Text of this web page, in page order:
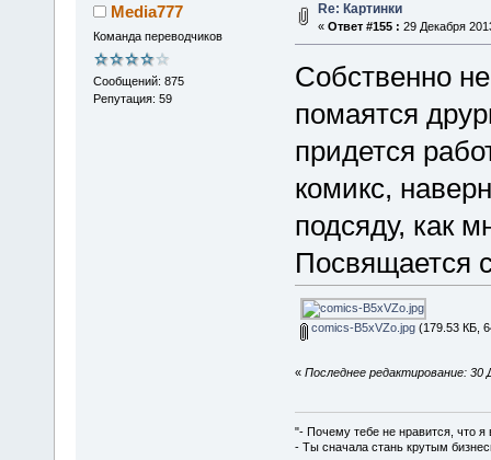
Media777
Команда переводчиков
Сообщений: 875
Репутация: 59
Re: Картинки
« Ответ #155 : 29 Декабря
Собственно
помаятся
придется
комикс,
подсяду, как
Посвящается
comics-B5xVZo.jpg(179.53 КБ,
« Последнее редактирование: 30
"- Почему тебе не нравится, что я
- Ты сначала стань крутым